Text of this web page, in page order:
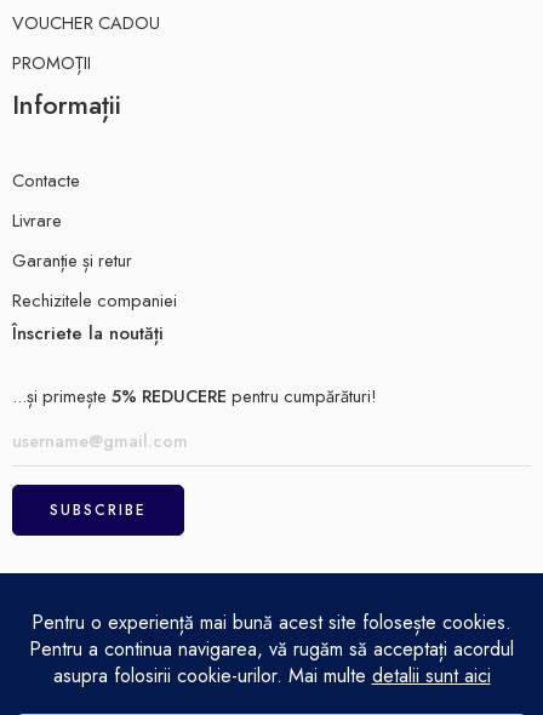
VOUCHER CADOU
PROMOȚII
Informații
Contacte
Livrare
Garanție și retur
Rechizitele companiei
Înscriete la noutăți
...și primește 5% REDUCERE pentru cumpărături!
ELECTRO MAGAZIN SRL© 2026